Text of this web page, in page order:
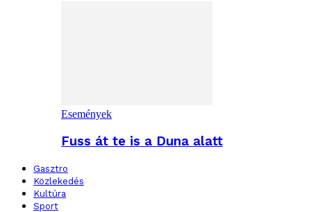
Események
Fuss át te is a Duna alatt
Gasztro
Közlekedés
Kultúra
Sport